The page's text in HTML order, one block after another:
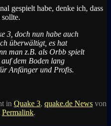
gespielt habe, denke ich, dass
3, doch nun habe auch
überwältigt, es hat
man z.B. als Orbb spielt
dem Boden lang
Anfänger und Profis.
in Quake 3, quake.de News von
Permalink.